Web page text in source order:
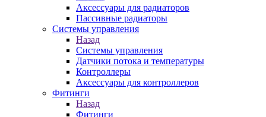
Аксессуары для радиаторов
Пассивные радиаторы
Системы управления
Назад
Системы управления
Датчики потока и температуры
Контроллеры
Аксессуары для контроллеров
Фитинги
Назад
Фитинги